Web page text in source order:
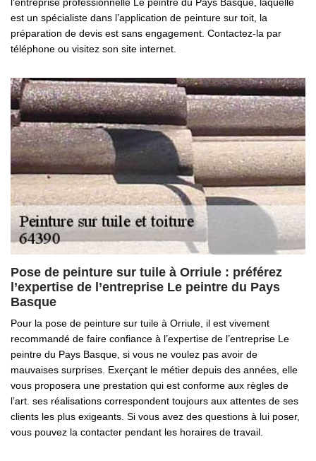
est un spécialiste dans l’application de peinture sur toit, la
préparation de devis est sans engagement. Contactez-la par
téléphone ou visitez son site internet.
Pose de peinture sur tuile à Orriule : préférez
l’expertise de l’entreprise Le peintre du Pays
Basque
Pour la pose de peinture sur tuile à Orriule, il est vivement
recommandé de faire confiance à l’expertise de l’entreprise Le
peintre du Pays Basque, si vous ne voulez pas avoir de
mauvaises surprises. Exerçant le métier depuis des années, elle
vous proposera une prestation qui est conforme aux règles de
l’art. ses réalisations correspondent toujours aux attentes de ses
clients les plus exigeants. Si vous avez des questions à lui poser,
vous pouvez la contacter pendant les horaires de travail.